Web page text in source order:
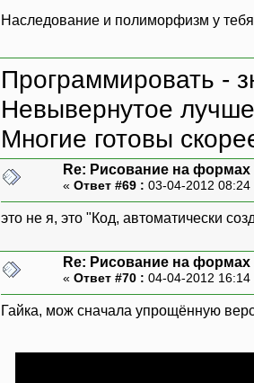
Наследование и полиморфизм у
Программировать -
Невывернутое
Многие готовы
Re: Рисование на формах
« Ответ #69 : 03-04-2012
это не я, это "Код, автоматически
Re: Рисование на формах
« Ответ #70 : 04-04-2012
Гайка, мож сначала упрощённую